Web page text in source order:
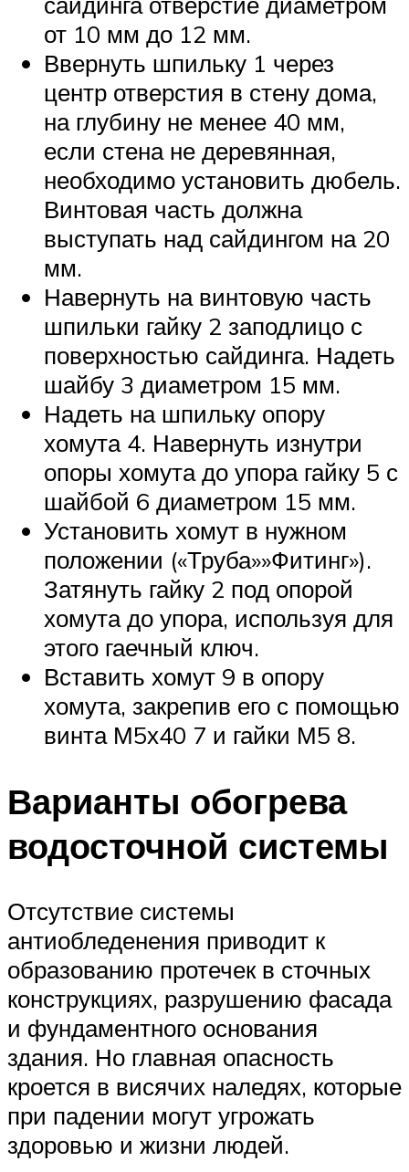
от 10 мм до 12 мм.
Ввернуть шпильку 1 через
центр отверстия в стену дома,
на глубину не менее 40 мм,
если стена не деревянная,
необходимо установить дюбель.
Винтовая часть должна
выступать над сайдингом на 20
мм.
Навернуть на винтовую часть
шпильки гайку 2 заподлицо с
поверхностью сайдинга. Надеть
шайбу 3 диаметром 15 мм.
Надеть на шпильку опору
хомута 4. Навернуть изнутри
опоры хомута до упора гайку 5 с
шайбой 6 диаметром 15 мм.
Установить хомут в нужном
положении («Труба»»Фитинг»).
Затянуть гайку 2 под опорой
хомута до упора, используя для
этого гаечный ключ.
Вставить хомут 9 в опору
хомута, закрепив его с помощью
винта М5х40 7 и гайки М5 8.
Варианты обогрева
водосточной системы
Отсутствие системы
антиобледенения приводит к
образованию протечек в сточных
конструкциях, разрушению фасада
и фундаментного основания
здания. Но главная опасность
кроется в висячих наледях, которые
при падении могут угрожать
здоровью и жизни людей.